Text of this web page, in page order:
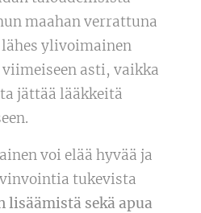
maahan verrattuna
ylivoimainen
asti, vaikka
jättää lääkkeitä
voi elää hyvää ja
tukevista
sekä apua